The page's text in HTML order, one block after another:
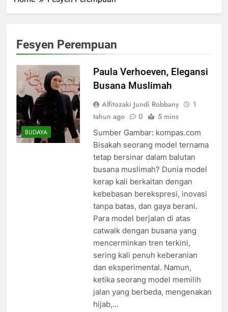
Fesyen Perempuan
BUDAYA
Paula Verhoeven, Elegansi
Busana Muslimah
Alfitozaki Jundi Robbany
1
tahun ago
0 5 mins
Sumber Gambar: kompas.com
Bisakah seorang model ternama
tetap bersinar dalam balutan
busana muslimah? Dunia model
kerap kali berkaitan dengan
kebebasan berekspresi, inovasi
tanpa batas, dan gaya berani.
Para model berjalan di atas
catwalk dengan busana yang
mencerminkan tren terkini,
sering kali penuh keberanian
dan eksperimental. Namun,
ketika seorang model memilih
jalan yang berbeda, mengenakan
hijab,…